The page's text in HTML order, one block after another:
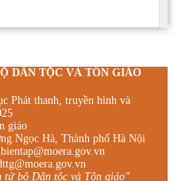
DÂN TỘC VÀ TÔN GIÁO
Phát thanh, truyền hình và
giáo
Ngọc Hà, Thành phố Hà Nội
tử bộ Dân tộc và Tôn giáo"